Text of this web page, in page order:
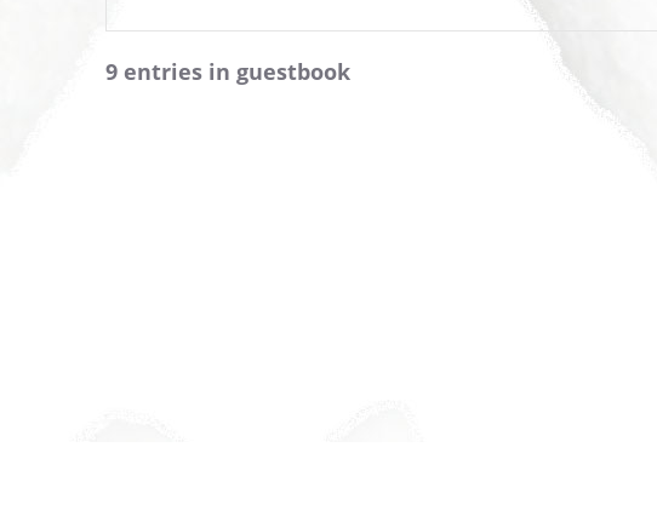
9 entries in guestbook